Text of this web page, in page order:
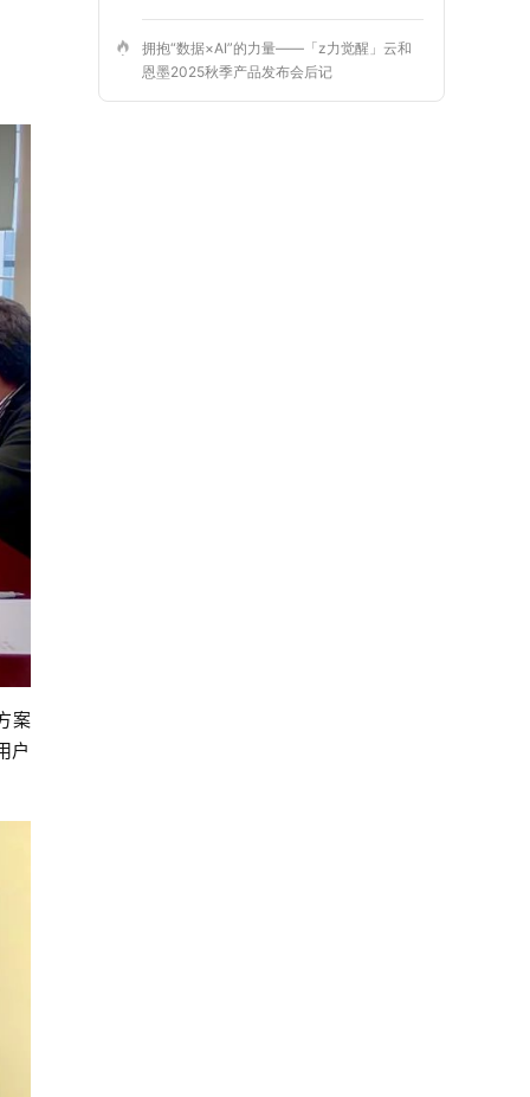
案
户
拥抱“数据×AI”的力量——「z力觉醒」云和
恩墨2025秋季产品发布会后记